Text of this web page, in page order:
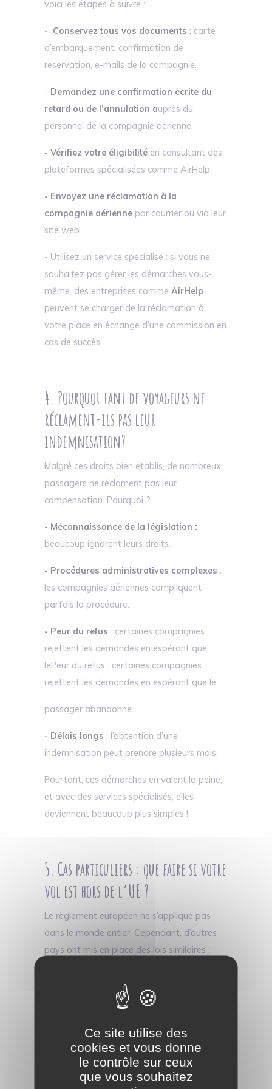
voici les étapes à suivre :
- Conservez tous vos documents : carte
d’embarquement, confirmation de
réservation, e-mails de la compagnie.
- Demandez une confirmation écrite du
retard ou de l’annulation auprès du
personnel de la compagnie aérienne.
- Vérifiez votre éligibilité en consultant des
plateformes spécialisées comme AirHelp.
- Envoyez une réclamation à la
compagnie aérienne par courrier ou via leur
site web.
- Utilisez un service spécialisé : si vous ne
souhaitez pas gérer les démarches vous-
même, des entreprises comme AirHelp
peuvent se charger de la réclamation à
votre place en échange d’une commission en
cas de succès.
4. Pourquoi tant de voyageurs ne
réclament-ils pas leur
indemnisation?
Malgré ces droits bien établis, de nombreux
passagers ne réclament pas leur
compensation. Pourquoi ?
- Méconnaissance de la législation :
beaucoup ignorent leurs droits.
- Procédures administratives complexes :
les compagnies aériennes compliquent
parfois la procédure.
- Peur du refus : certaines compagnies
rejettent les demandes en espérant que
lePeur du refus : certaines compagnies
rejettent les demandes en espérant que le
passager abandonne.
- Délais longs : l’obtention d’une
indemnisation peut prendre plusieurs mois.
Pourtant, ces démarches en valent la peine,
et avec des services spécialisés, elles
deviennent beaucoup plus simples !
5. Cas particuliers : que faire si votre
vol est hors de l’UE ?
Le règlement européen ne s’applique pas
dans le monde entier. Cependant, d’autres
pays ont mis en place des lois similaires :
compensation sont moins favorables, sauf
en cas de refus d’embarquement.
- Au Canada, la réglementation protège les
passagers et permet d’obtenir une
compensation allant jusqu’à 1 000 CAD.
Ce site utilise des
cookies et vous donne
le contrôle sur ceux
que vous souhaitez